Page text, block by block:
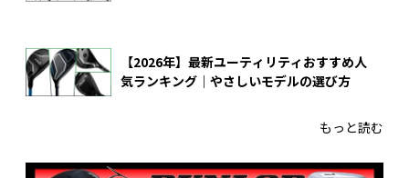
【2026年】最新ユーティリティおすすめ人
気ランキング｜やさしいモデルの選び方
もっと読む